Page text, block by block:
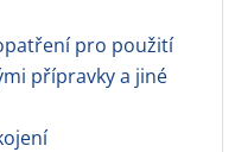
pro použití
přípravky a jiné